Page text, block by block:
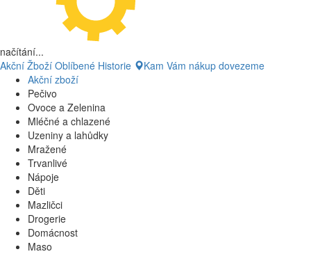
načítání...
Akční Žboží Oblíbené Historie
Kam Vám nákup dovezeme
Akční zboží
Pečivo
Ovoce a Zelenina
Mléčné a chlazené
Uzeniny a lahůdky
Mražené
Trvanlivé
Nápoje
Děti
Mazličci
Drogerie
Domácnost
Maso